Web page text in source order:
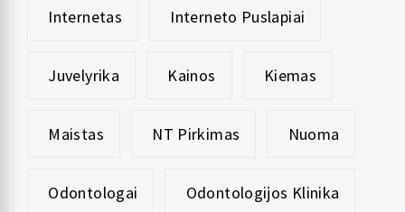
Internetas Interneto Puslapiai
Juvelyrika Kainos Kiemas
Maistas NT Pirkimas Nuoma
Odontologai Odontologijos Klinika